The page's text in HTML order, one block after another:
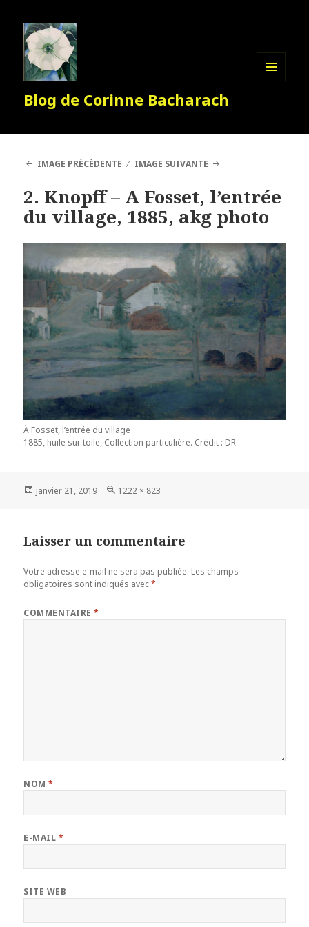
Blog de Corinne Bacharach
IMAGE PRÉCÉDENTE IMAGE SUIVANTE
2. Knopff – A Fosset, l’entrée
du village, 1885, akg photo
À Fosset, l’entrée du village
1885, huile sur toile, Collection particulière. Crédit : DR
Publié
janvier 21, 2019
Taille
1222 × 823
Laisser un commentaire
Votre adresse e-mail ne sera pas publiée. Les champs
obligatoires sont indiqués avec*
COMMENTAIRE*
NOM*
E-MAIL *
SITE WEB